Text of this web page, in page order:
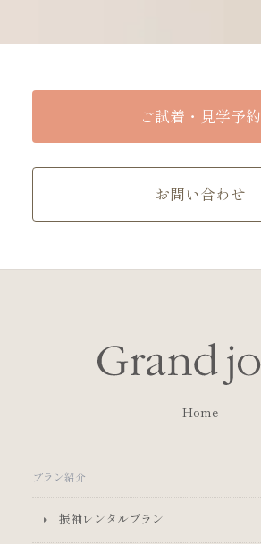
ご試着・見学予約
お問い合わせ
Home
プラン紹介
振袖レンタルプラン